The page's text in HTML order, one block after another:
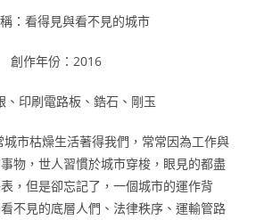
：看得見與看不見的城市
創作年份：2016
、印刷電路板、鋯石、剛玉
市枯燥生活著得我們，常常因為工作與
物，世人習慣於城市穿梭，眼見的都盡
，但是卻忘記了，一個城市的運作背
不見的底層人們、法律秩序、運輸管路